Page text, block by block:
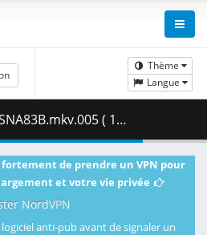
Thème
Langue
( 148.51 MB )
fortement de prendre un VPN pour
et votre vie privée
NordVPN
anti-pub avant de signaler un